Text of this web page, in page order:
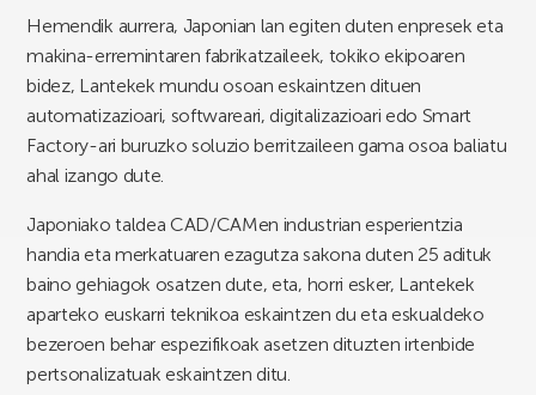
Hemendik aurrera, Japonian lan egiten duten enpresek eta
makina-erremintaren fabrikatzaileek, tokiko ekipoaren
bidez, Lantekek mundu osoan eskaintzen dituen
automatizazioari, softwareari, digitalizazioari edo Smart
Factory-ari buruzko soluzio berritzaileen gama osoa baliatu
ahal izango dute.
Japoniako taldea CAD/CAMen industrian esperientzia
handia eta merkatuaren ezagutza sakona duten 25 adituk
baino gehiagok osatzen dute, eta, horri esker, Lantekek
aparteko euskarri teknikoa eskaintzen du eta eskualdeko
bezeroen behar espezifikoak asetzen dituzten irtenbide
pertsonalizatuak eskaintzen ditu.